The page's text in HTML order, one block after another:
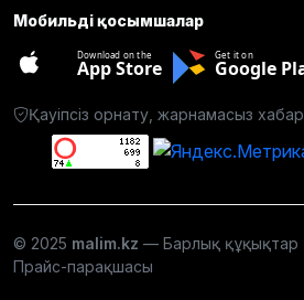
Мобильді қосымшалар
Download on the
App Store
Get it on
Google
Қауіпсіз орнату, жарнамасыз
© 2025 malim.kz — Барлық құқықтар
Прайс-парақшасы